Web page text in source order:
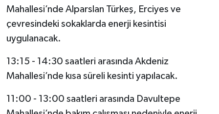
Mahallesi’nde Alparslan Türkeş, Erciyes ve
çevresindeki sokaklarda enerji kesintisi
uygulanacak.
13:15 - 14:30 saatleri arasında Akdeniz
Mahallesi’nde kısa süreli kesinti yapılacak.
11:00 - 13:00 saatleri arasında Davultepe